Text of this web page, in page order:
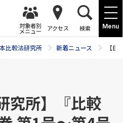
Menu
対象者別
メニュー アクセス 検索
比較法研究所 新着ニュース 【
究所】『比較